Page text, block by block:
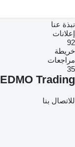
نبذة عنا
إعلانات
92
خريطة
مراجعات
35
EDMO Trading
للاتصال بنا